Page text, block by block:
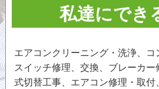
私達にでき
エアコンクリーニング・洗浄、コ
スイッチ修理、交換、ブレーカ
式切替工事、エアコン修理・取